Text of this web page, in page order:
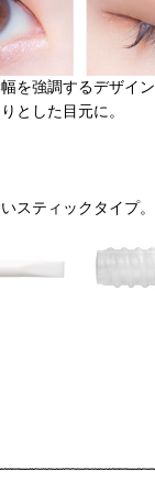
を強調するデザイ
とした目元に。
スティックタイプ。